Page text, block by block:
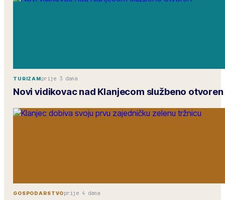
TURIZAMprije 3 dana
Novi vidikovac nad Klanjecom službeno otvoren
GOSPODARSTVOprije 4 dana